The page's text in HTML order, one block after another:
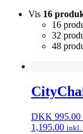
Vis 16
16
32
48
DKK 995.00
1,195.00 inkl.